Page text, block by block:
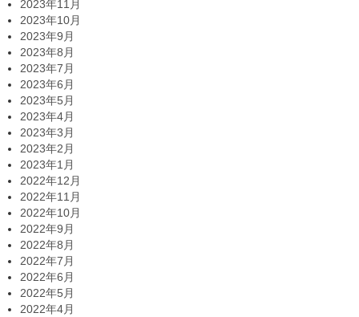
2023年11月
2023年10月
2023年9月
2023年8月
2023年7月
2023年6月
2023年5月
2023年4月
2023年3月
2023年2月
2023年1月
2022年12月
2022年11月
2022年10月
2022年9月
2022年8月
2022年7月
2022年6月
2022年5月
2022年4月